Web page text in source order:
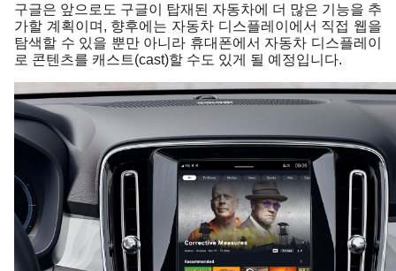
구글은 앞으로도 구글이 탑재된 자동차에 더 많은 기능을 추
가할 계획이며, 향후에는 자동차 디스플레이에서 직접 웹을
탐색할 수 있을 뿐만 아니라 휴대폰에서 자동차 디스플레이
로 콘텐츠를 캐스트(cast)할 수도 있게 될 예정입니다.